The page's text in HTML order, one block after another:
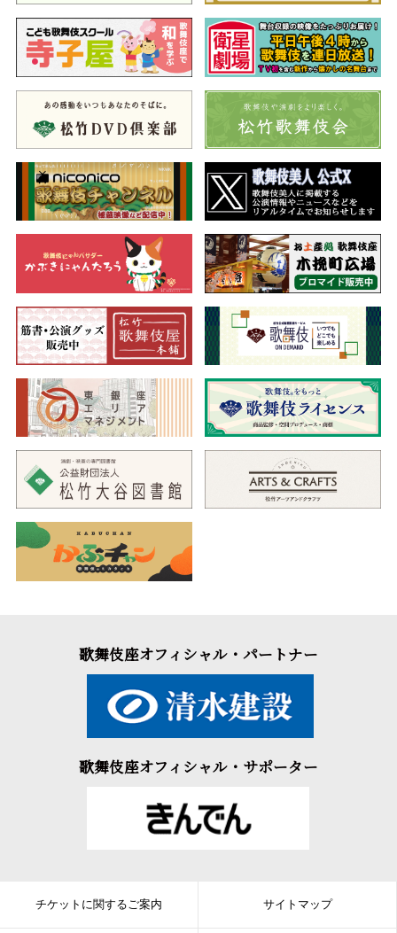
歌舞伎座オフィシャル・パートナー
歌舞伎座オフィシャル・サポーター
チケットに関するご案内 サイトマップ